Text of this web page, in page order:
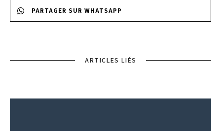
PARTAGER SUR WHATSAPP
ARTICLES LIÉS